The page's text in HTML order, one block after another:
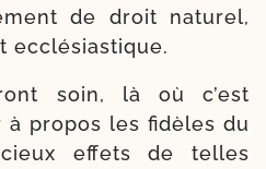
de droit natu­rel,
ecclésiastique.
soin, là où c’est
à pro­pos les fidèles du
effets de telles